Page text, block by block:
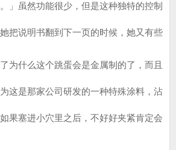
虽然功能很少，但是这种独特的控制
把说明书翻到下一页的时候，她又有些
什么这个跳蛋会是金属制的了，而且
这是那家公司研发的一种特殊涂料，沾
果塞进小穴里之后，不好好夹紧肯定会